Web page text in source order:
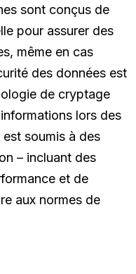
sont conçus de
pour assurer des
même en cas
des données est
de cryptage
lors des
soumis à des
– incluant des
et de
aux normes de